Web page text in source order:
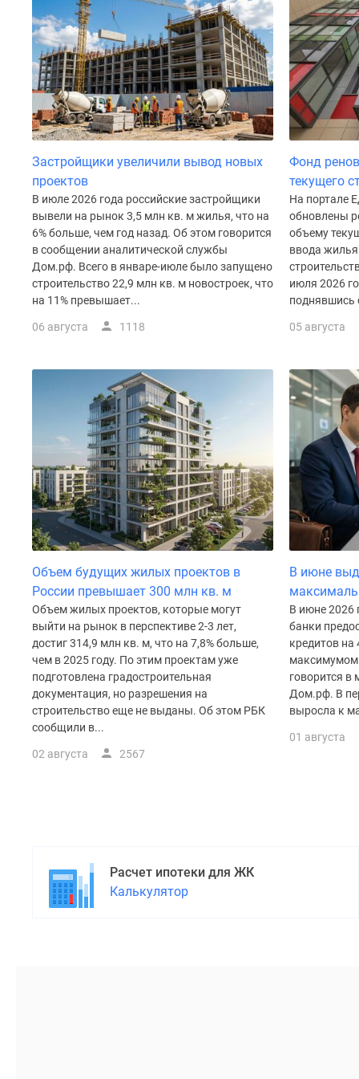
Траншевая
ипотека
коттеджи
Коттеджные
поселки
Москве
Готовые
коттеджные
поселки
Строящиеся
коттеджные
поселки
Коттеджные
поселки
Бизнес-
центры
Коттеджи
Скидки
Застройщики увеличили вывод новых
проектов
В июле 2026 года российские застройщики
вывели на рынок 3,5 млн кв. м жилья, что на
6% больше, чем год назад. Об этом говорится
в сообщении аналитической службы
Дом.рф. Всего в январе-июле было запущено
строительство 22,9 млн кв. м новостроек, что
на 11% превышает...
06 августа 1118
Фонд
текущего
На портале
обновлены
объему
ввода
июля 2026
поднявшись
05 августа
Объем будущих жилых проектов в
России превышает 300 млн кв. м
Объем жилых проектов, которые могут
выйти на рынок в перспективе 2-3 лет,
достиг 314,9 млн кв. м, что на 7,8% больше,
чем в 2025 году. По этим проектам уже
подготовлена градостроительная
документация, но разрешения на
строительство еще не выданы. Об этом РБК
сообщили в...
02 августа 2567
В июне
В июне 2026
банки
кредитов на
максимумом
говорится в
Дом.рф. В
выросла к
01 августа
Расчет ипотеки для ЖК
Калькулятор